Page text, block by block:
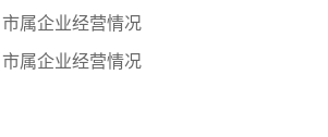
市属企业经营情况
属企业经营情况